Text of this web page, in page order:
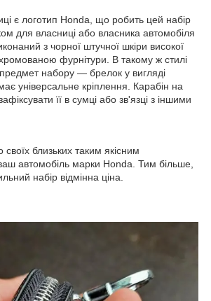
є логотип Honda, що робить цей набір
для власниці або власника автомобіля
з чорної штучної шкіри високої
фурнітури. В такому ж стилі
набору — брелок у вигляді
універсальне кріплення. Карабін на
її в сумці або зв'язці з іншими
близьких таким якісним
автомобіль марки Honda. Тим більше,
набір відмінна ціна.